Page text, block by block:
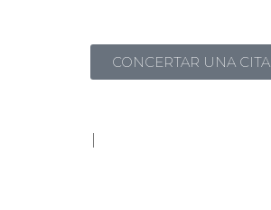
CONCERTAR UNA CITA
|